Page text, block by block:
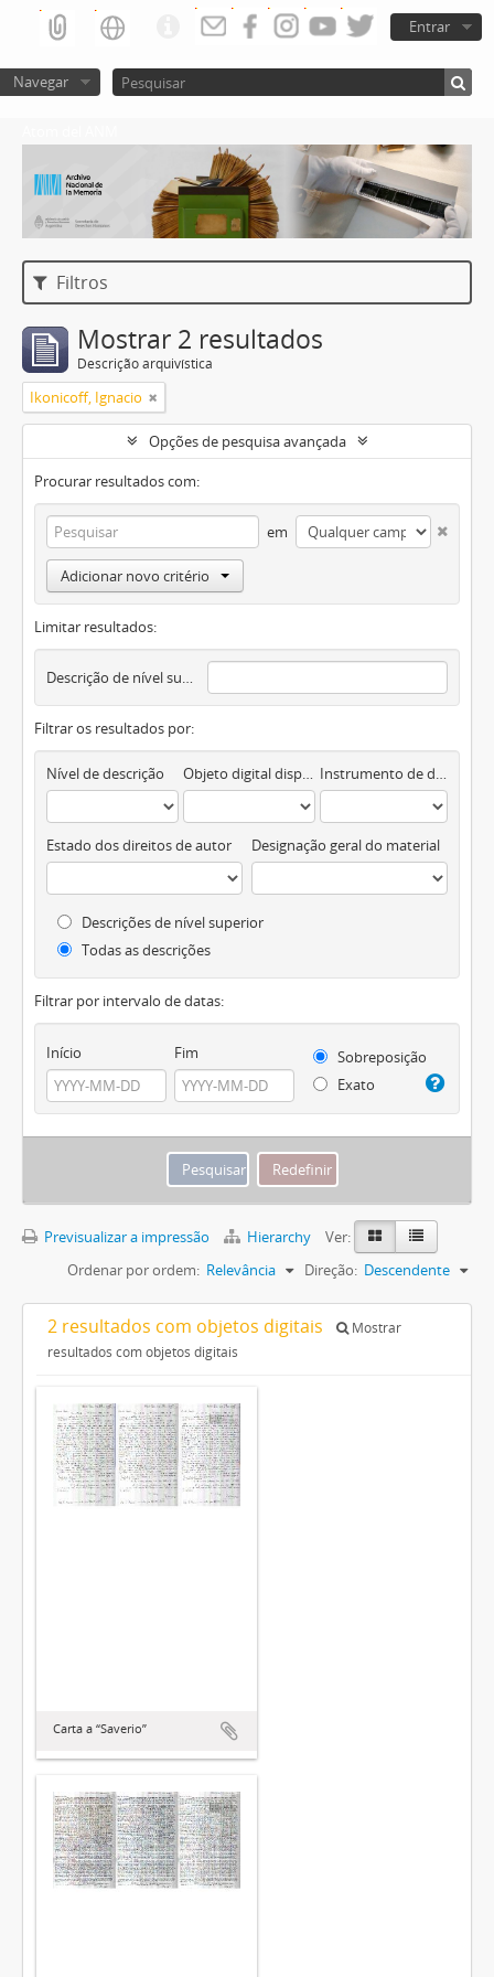
Entrar
Navegar
Filtros
Mostrar 2 resultados
Descrição arquivística
Ikonicoff, Ignacio
Opções de pesquisa avançada
Procurar resultados com:
em
Adicionar novo critério
Limitar resultados:
Descrição de nível superior
Filtrar os resultados por:
Nível de descrição Objeto digital disponível Instrumento de descrição documental
Estado dos direitos de autor Designação geral do material
Descrições de nível superior
Todas as descrições
Filtrar por intervalo de datas:
Início Fim
Sobreposição
Exato
Previsualizar a impressão Hierarchy
Ver:
Ordenar por ordem: Relevância Direção: Descendente
2 resultados com objetos digitais
Mostrar
resultados com objetos digitais
Carta a “Saverio”